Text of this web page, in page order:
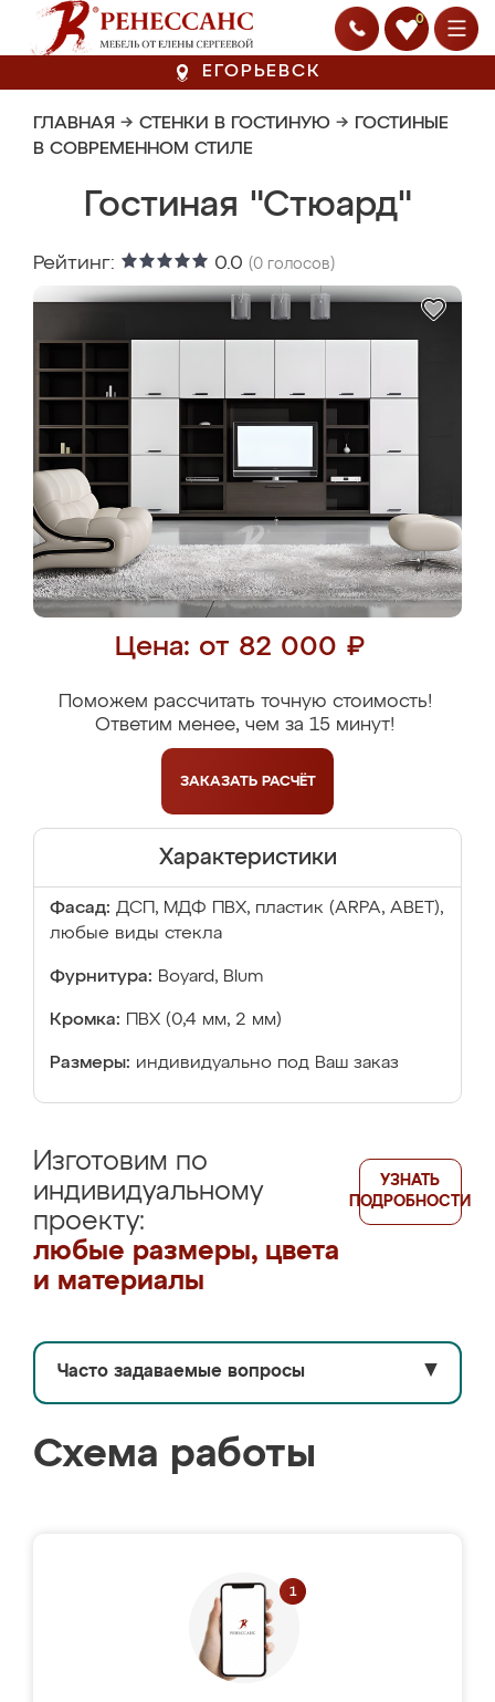
0
ЕГОРЬЕВСК
ГЛАВНАЯ → СТЕНКИ В ГОСТИНУЮ → ГОСТИНЫЕ
В СОВРЕМЕННОМ СТИЛЕ
Гостиная "Стюард"
Рейтинг: 0.0 (0 голосов)
Цена: от 82 000 ₽
Поможем рассчитать точную стоимость!
Ответим менее, чем за 15 минут!
ЗАКАЗАТЬ РАСЧЁТ
Характеристики
Фасад: ДСП, МДФ ПВХ, пластик (ARPA, ABET),
любые виды стекла
Фурнитура: Boyard, Blum
Кромка: ПВХ (0,4 мм, 2 мм)
Размеры: индивидуально под Ваш заказ
Изготовим по
индивидуальному
проекту:
любые размеры, цвета
и материалы
УЗНАТЬ
ПОДРОБНОСТИ
Часто задаваемые вопросы ▼
Схема работы